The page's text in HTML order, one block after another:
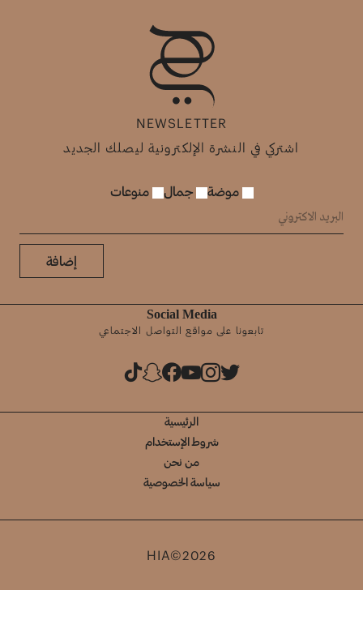
NEWSLETTER
اشتركي في النشرة الإلكترونية ليصلك الجديد
موضة جمال منوعات
إضافة
Social Media
تابعونا على مواقع التواصل الاجتماعي
الرئيسية
شروط الإستخدام
من نحن
سياسة الخصوصية
HIA©2026